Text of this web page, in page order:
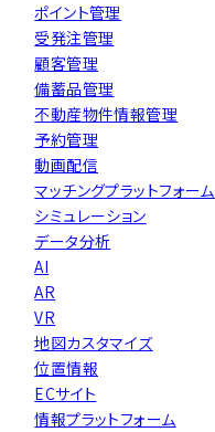
ポイント管理
受発注管理
顧客管理
備蓄品管理
不動産物件情報管理
予約管理
動画配信
マッチングプラットフォーム
シミュレーション
データ分析
AI
AR
VR
地図カスタマイズ
位置情報
ECサイト
情報プラットフォーム